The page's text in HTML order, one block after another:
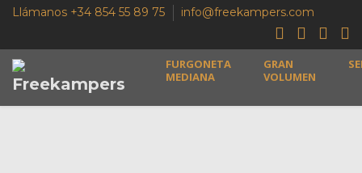
Llámanos +34 854 55 89 75 info@freekampers.com
FURGONETA
MEDIANA
GRAN
VOLUMEN